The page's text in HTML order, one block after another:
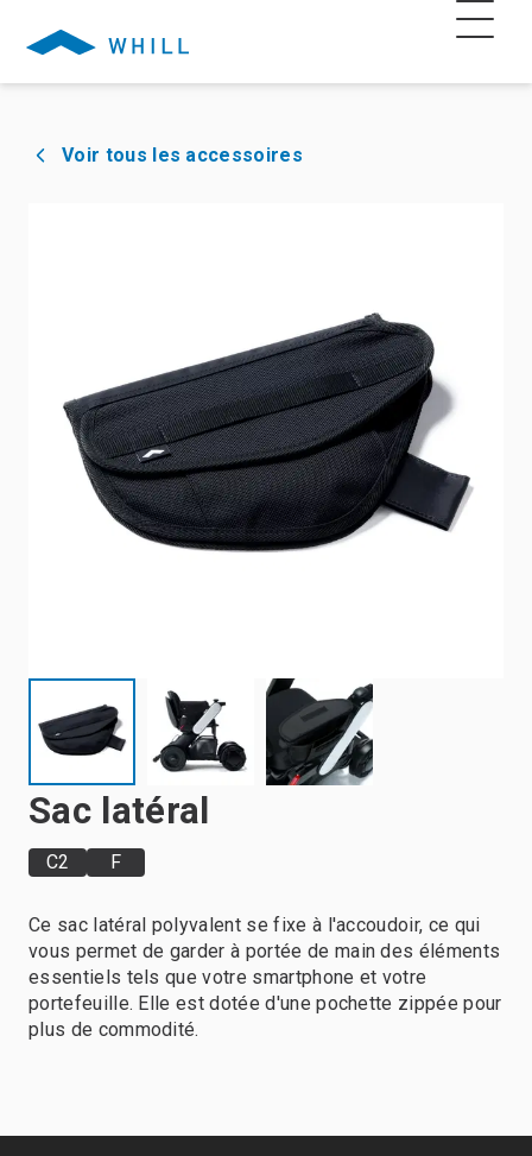
Voir tous les accessoires
Sac latéral
C2 F
Ce sac latéral polyvalent se fixe à l'accoudoir, ce qui
vous permet de garder à portée de main des éléments
essentiels tels que votre smartphone et votre
portefeuille. Elle est dotée d'une pochette zippée pour
plus de commodité.